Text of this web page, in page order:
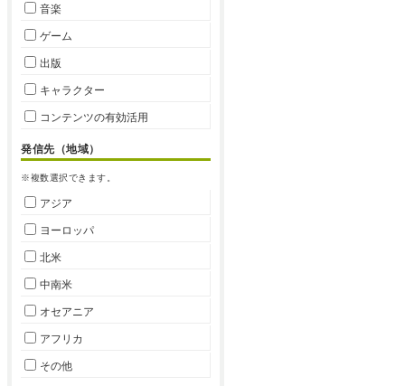
音楽
ゲーム
出版
キャラクター
コンテンツの有効活用
発信先（地域）
※複数選択できます。
アジア
ヨーロッパ
北米
中南米
オセアニア
アフリカ
その他